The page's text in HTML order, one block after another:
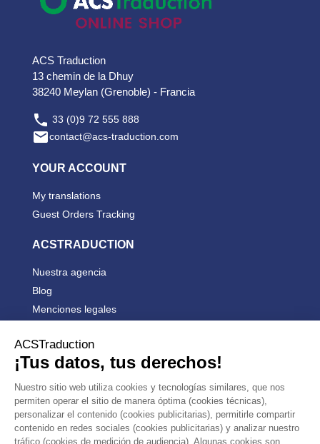
ACS Traduction
13 chemin de la Dhuy
38240 Meylan (Grenoble) - Francia
 33 (0)9 72 555 888
contact@acs-traduction.com
YOUR ACCOUNT
My translations
Guest Orders Tracking
ACSTRADUCTION
Nuestra agencia
Blog
Menciones legales
PRODUCTS
OUR COMPANY  